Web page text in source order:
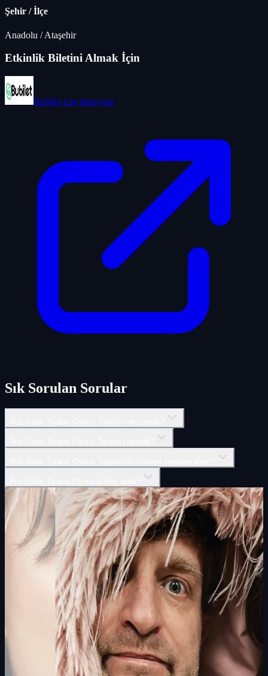
Şehir / İlçe
Anadolu /Ataşehir
Etkinlik Biletini Almak İçin
Bubilet için tıklayınız
Sık Sorulan Sorular